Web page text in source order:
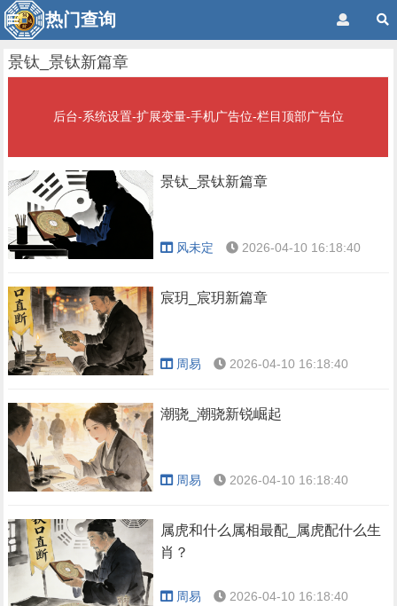
热门查询
景钛_景钛新篇章
后台-系统设置-扩展变量-手机广告位-栏目顶部广告位
景钛_景钛新篇章
风未定 2026-04-10 16:18:40
宸玥_宸玥新篇章
周易 2026-04-10 16:18:40
潮骁_潮骁新锐崛起
周易 2026-04-10 16:18:40
属虎和什么属相最配_属虎配什么生
肖？
周易 2026-04-10 16:18:40